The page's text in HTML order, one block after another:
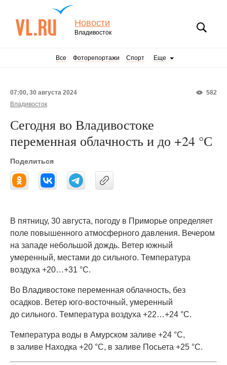
Новости
Владивосток
Все Фоторепортажи Спорт Еще
582
07:00, 30 августа 2024
Владивосток
Сегодня во Владивостоке
переменная облачность и до +24 °С
Поделиться
В пятницу, 30 августа, погоду в Приморье определяет
поле повышенного атмосферного давления. Вечером
на западе небольшой дождь. Ветер южный
умеренный, местами до сильного. Температура
воздуха +20…+31 °C.
Во Владивостоке переменная облачность, без
осадков. Ветер юго-восточный, умеренный
до сильного. Температура воздуха +22…+24 °С.
Температура воды в Амурском заливе +24 °C,
в заливе Находка +20 °C, в заливе Посьета +25 °C.